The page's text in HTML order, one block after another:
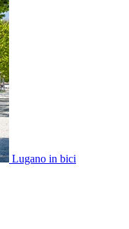
Lugano in bici